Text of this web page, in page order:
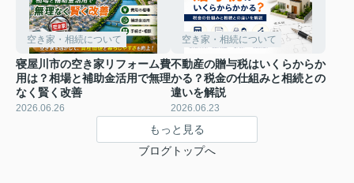
空き家・相続について
寝屋川市の空き家リフォーム費
用は？相場と補助金活用で無理
なく賢く改善
2026.06.26
空き家・相続について
不動産の贈与税はいくらからか
かる？税金の仕組みと相続との
違いを解説
2026.06.23
もっと見る
ブログトップへ